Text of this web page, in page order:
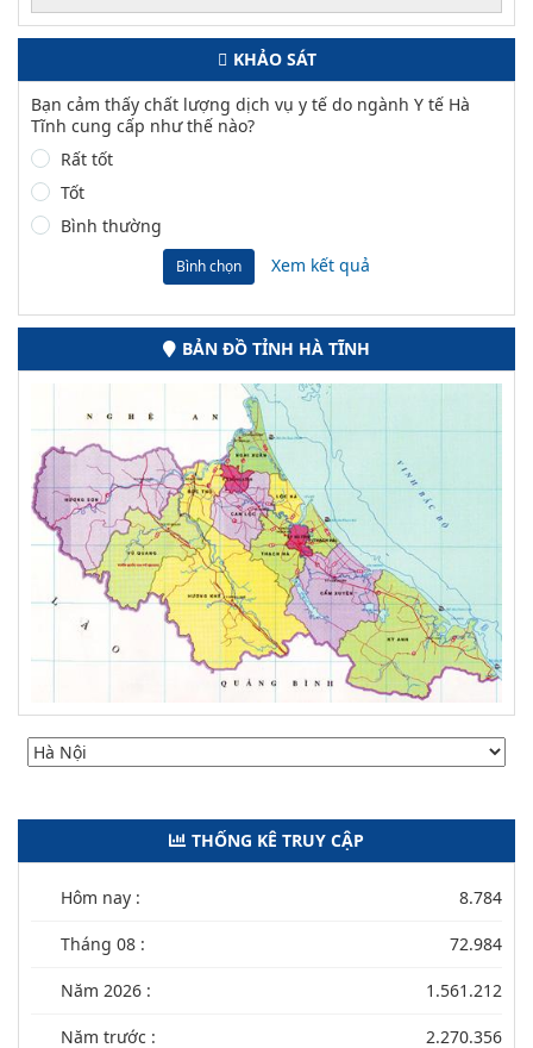
KHẢO SÁT
Bạn cảm thấy chất lượng dịch vụ y tế do ngành Y tế Hà
Tĩnh cung cấp như thế nào?
Rất tốt
Tốt
Bình thường
Bình chọn Xem kết quả
BẢN ĐỒ TỈNH HÀ TĨNH
THỐNG KÊ TRUY CẬP
Hôm nay : 8.784
Tháng 08 : 72.984
Năm 2026 : 1.561.212
Năm trước : 2.270.356